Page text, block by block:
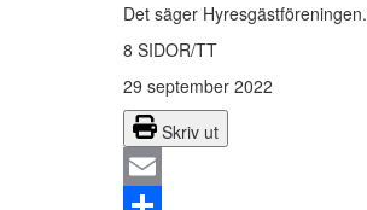
Det säger Hyresgästföreningen.
8 SIDOR/TT
29 september 2022
Skriv ut